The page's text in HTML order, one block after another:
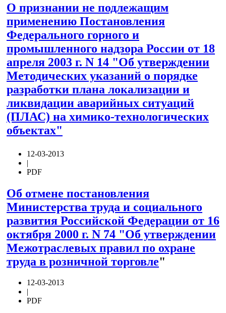
О признании не подлежащим
применению Постановления
Федерального горного и
промышленного надзора России от 18
апреля 2003 г. N 14 "Об утверждении
Методических указаний о порядке
разработки плана локализации и
ликвидации аварийных ситуаций
(ПЛАС) на химико-технологических
объектах"
12-03-2013
|
PDF
Об отмене постановления
Министерства труда и социального
развития Российской Федерации от 16
октября 2000 г. N 74 "Об утверждении
Межотраслевых правил по охране
труда в розничной торговле"
12-03-2013
PDF